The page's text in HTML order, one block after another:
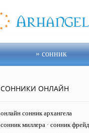
сонник
СОННИКИ ОНЛАЙН
онлайн сонник архангела
сонник миллера · сонник